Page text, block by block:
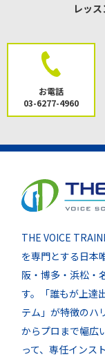
レッ
お電話
03-6277-4960
THE VOICE
を専門とする日本
阪・博多・浜松・
す。「誰もが上達
テム」が特徴のハ
からプロまで幅広
って、専任インス